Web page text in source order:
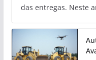
das entregas. Neste